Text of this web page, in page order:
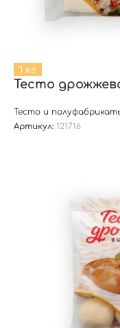
1 кг
Тесто
Тесто и
Артикул: 121716